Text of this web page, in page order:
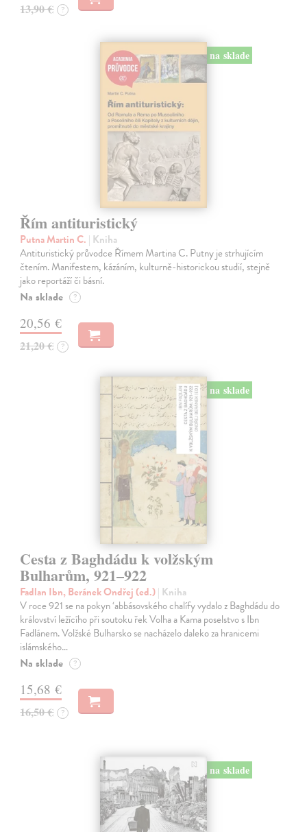
13,90 € ?
na sklade
Řím antituristický
Putna Martin C. | Kniha
Antituristický průvodce Římem Martina C. Putny je strhujícím
čtením. Manifestem, kázáním, kulturně-historickou studií, stejně
jako reportáží či básní.
Na sklade ?
20,56 €
21,20 € ?
na sklade
Cesta z Baghdádu k volžským
Bulharům, 921–922
Fadlan Ibn, Beránek Ondřej (ed.)| Kniha
V roce 921 se na pokyn ‘abbásovského chalífy vydalo z Baghdádu do
království ležícího při soutoku řek Volha a Kama poselstvo s Ibn
Fadlánem. Volžské Bulharsko se nacházelo daleko za hranicemi
islámského…
Na sklade ?
15,68 €
16,50 € ?
na sklade